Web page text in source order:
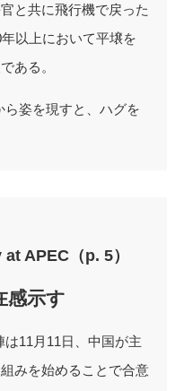
と共に飛行機で戻った
以上において平壌を
ある。
姿を現すと、ハグを
APEC（p. 5）
感示す
11月11日、中国が主
みを始めることで合意